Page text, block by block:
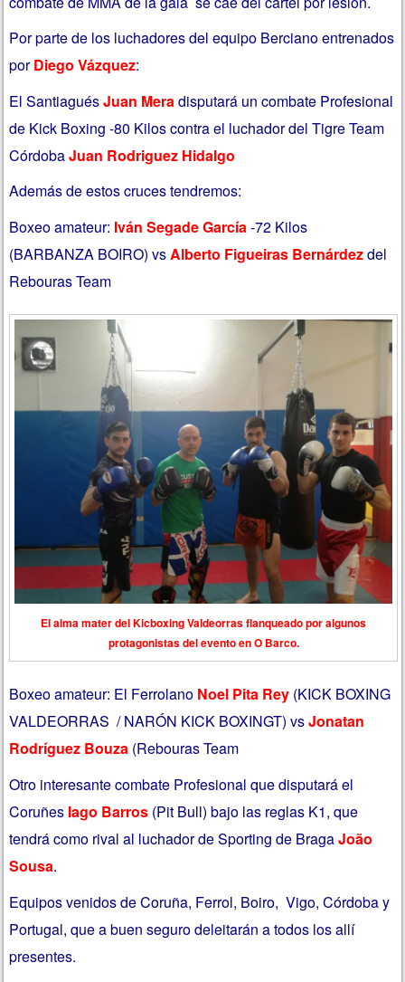
Por parte de los luchadores del equipo Berciano entrenados
porDiego Vázquez:
El SantiaguésJuan Meradisputará un combate Profesional
de Kick Boxing -80 Kilos contra el luchador del Tigre Team
CórdobaJuan Rodriguez Hidalgo
Además de estos cruces tendremos:
Boxeo amateur: Iván Segade García-72 Kilos
(BARBANZA BOIRO) vsAlberto Figueiras Bernárdezdel
Rebouras Team
El alma mater del Kicboxing Valdeorras flanqueado por algunos
protagonistas del evento en O Barco.
Boxeo amateur: El Ferrolano Noel Pita Rey (KICK BOXING
VALDEORRAS / NARÓN KICK BOXINGT) vsJonatan
Rodríguez Bouza (Rebouras Team
Otro interesante combate Profesional que disputará el
Coruñes Iago Barros (Pit Bull) bajo las reglas K1, que
tendrá como rival al luchador de Sporting de BragaJoão
Sousa.
Equipos venidos de Coruña, Ferrol, Boiro, Vigo, Córdoba y
Portugal, que a buen seguro deleitarán a todos los allí
presentes.